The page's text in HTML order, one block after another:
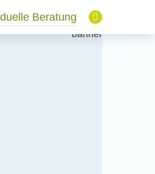
Beratung